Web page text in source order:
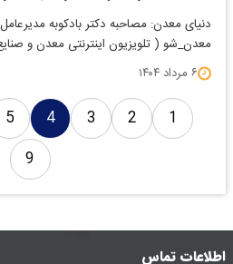
دنیای معدن: مصاحبه دکتر بادکوبه
معدن_شو ( تلویزیون اینترنتی معدن و
۶ مرداد ۱۴۰۴
1
2
3
4
5
9
اطلاعات تماس